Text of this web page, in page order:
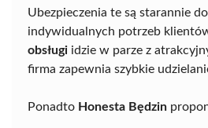
Ubezpieczenia te są starannie
indywidualnych potrzeb
obsługi idzie w parze z
firma zapewnia szybkie
Ponadto Honesta Będzin